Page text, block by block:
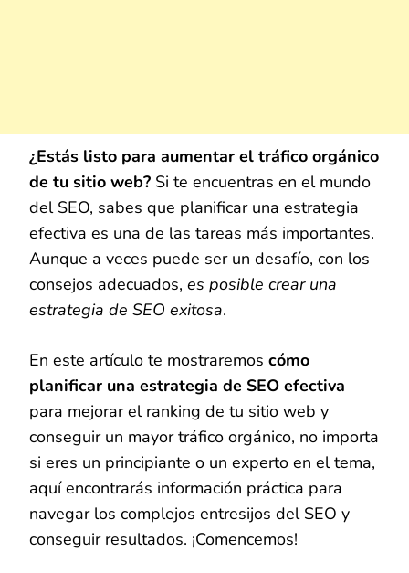
¿Estás listo para aumentar el tráfico orgánico
de tu sitio web? Si te encuentras en el mundo
del SEO, sabes que planificar una estrategia
efectiva es una de las tareas más importantes.
Aunque a veces puede ser un desafío, con los
consejos adecuados, es posible crear una
estrategia de SEO exitosa.
En este artículo te mostraremos cómo
planificar una estrategia de SEO efectiva
para mejorar el ranking de tu sitio web y
conseguir un mayor tráfico orgánico, no importa
si eres un principiante o un experto en el tema,
aquí encontrarás información práctica para
navegar los complejos entresijos del SEO y
conseguir resultados. ¡Comencemos!